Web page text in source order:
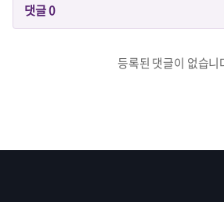
댓글0
등록된 댓글이 없습니